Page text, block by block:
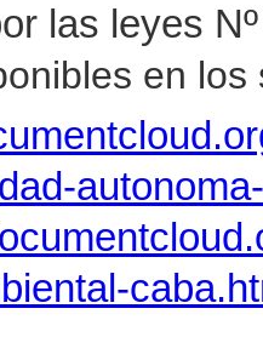
las leyes
en los